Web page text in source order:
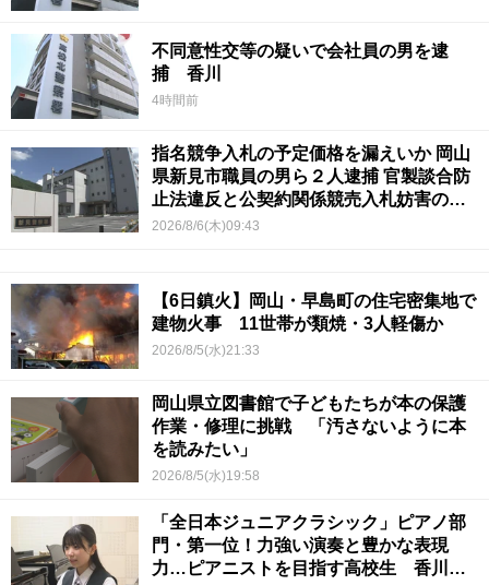
不同意性交等の疑いで会社員の男を逮
捕 香川
4時間前
指名競争入札の予定価格を漏えいか 岡山
県新見市職員の男ら２人逮捕 官製談合防
止法違反と公契約関係競売入札妨害の疑
い
2026/8/6(木)09:43
【6日鎮火】岡山・早島町の住宅密集地で
建物火事 11世帯が類焼・3人軽傷か
2026/8/5(水)21:33
岡山県立図書館で子どもたちが本の保護
作業・修理に挑戦 「汚さないように本
を読みたい」
2026/8/5(水)19:58
「全日本ジュニアクラシック」ピアノ部
門・第一位！力強い演奏と豊かな表現
力…ピアニストを目指す高校生 香川